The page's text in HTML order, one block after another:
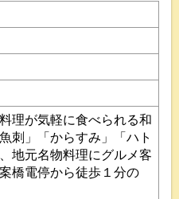
理が気軽に食べられる和
刺」「からすみ」「ハト
地元名物料理にグルメ客
橋電停から徒歩１分の